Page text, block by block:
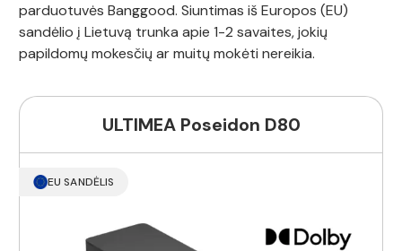
parduotuvės Banggood. Siuntimas iš Europos (EU)
sandėlio į Lietuvą trunka apie 1-2 savaites, jokių
papildomų mokesčių ar muitų mokėti nereikia.
ULTIMEA Poseidon D80
EU SANDĖLIS